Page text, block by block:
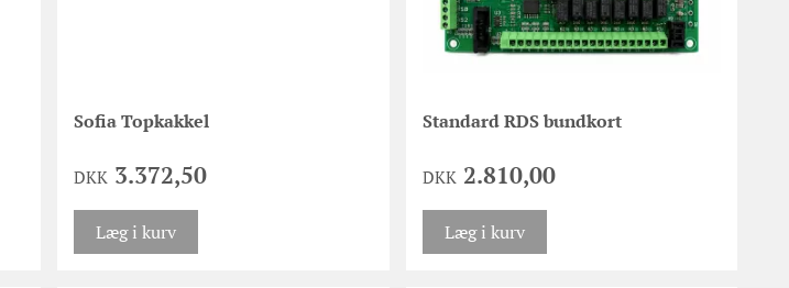
Sofia Topkakkel
DKK 3.372,50
Læg i kurv
Standard RDS bundkort
DKK2.810,00
Læg i kurv